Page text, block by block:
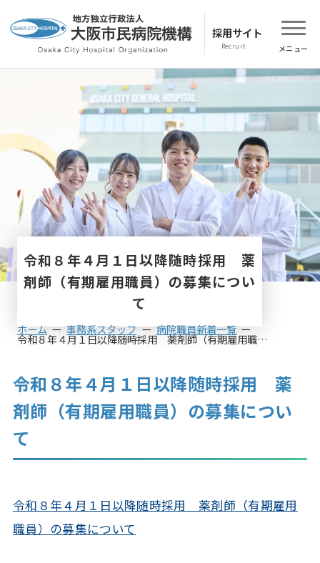
採用サイト
令和８年４月１日以降随時採用 薬
剤師（有期雇用職員）の募集につい
て
ホーム 事務系スタッフ 病院職員新着一覧
令和８年４月１日以降随時採用 薬剤師（有期雇用職員）の募集について
令和８年４月１日以降随時採用 薬
剤師（有期雇用職員）の募集につい
て
令和８年４月１日以降随時採用 薬剤師（有期雇用
職員）の募集について